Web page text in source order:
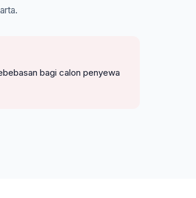
bagi calon penyewa